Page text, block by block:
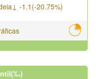
-1.1(-20.75%)